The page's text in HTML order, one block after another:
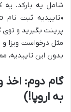
شامل یه بارکد،
پرینت بگیرید و
مثل درخواست ویزا
بدون این تاییدیه،
گام دوم: اخذ
به اروپا!)